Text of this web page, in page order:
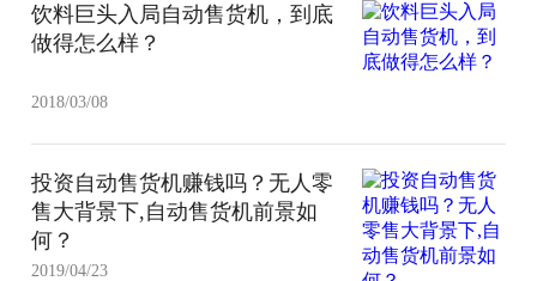
饮料巨头入局自动售货机，到底
做得怎么样？
2018/03/08
投资自动售货机赚钱吗？无人零
售大背景下,自动售货机前景如
何？
2019/04/23